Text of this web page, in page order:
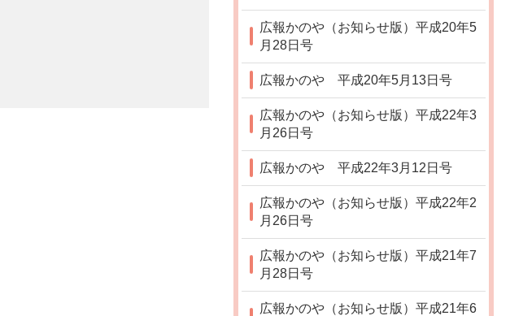
広報かのや（お知らせ版）平成20年5
月28日号
広報かのや 平成20年5月13日号
広報かのや（お知らせ版）平成22年3
月26日号
広報かのや 平成22年3月12日号
広報かのや（お知らせ版）平成22年2
月26日号
広報かのや（お知らせ版）平成21年7
月28日号
広報かのや（お知らせ版）平成21年6